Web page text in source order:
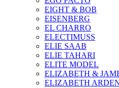
EIGHT & BOB
EISENBERG
EL CHARRO
ELECTIMUSS
ELIE SAAB
ELIE TAHARI
ELITE MODEL
ELIZABETH &
ELIZABETH